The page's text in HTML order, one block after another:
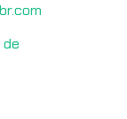
de